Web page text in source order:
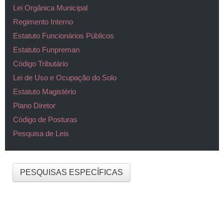
Lei Orgânica Municipal
Regimento Interno
Estatuto Funcionários Públicos
Estatuto Funpreman
Código Tributário
Lei de Uso e Ocupação do Solo
Estatuto Magistério
Plano Diretor
Código de Posturas
Pesquisa de Leis
PESQUISAS ESPECÍFICAS